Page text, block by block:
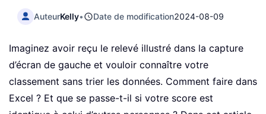
AuteurKelly• Date de modification2024-08-09
Imaginez avoir reçu le relevé illustré dans la capture
d’écran de gauche et vouloir connaître votre
classement sans trier les données. Comment faire dans
Excel ? Et que se passe-t-il si votre score est